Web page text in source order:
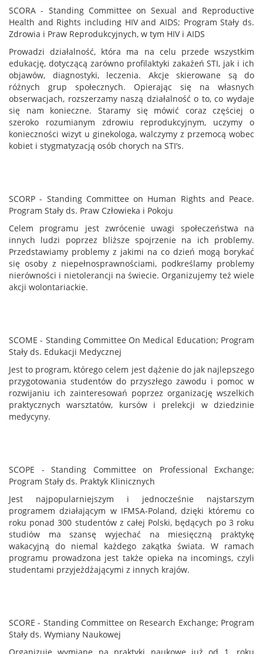
SCORA - Standing Committee on Sexual and Reproductive
Health and Rights including HIV and AIDS; Program Stały ds.
Zdrowia i Praw Reprodukcyjnych, w tym HIV i AIDS
Prowadzi działalność, która ma na celu przede wszystkim
edukację, dotyczącą zarówno profilaktyki zakażeń STI, jak i ich
objawów, diagnostyki, leczenia. Akcje skierowane są do
różnych grup społecznych. Opierając się na własnych
obserwacjach, rozszerzamy naszą działalność o to, co wydaje
się nam konieczne. Staramy się mówić coraz częściej o
szeroko rozumianym zdrowiu reprodukcyjnym, uczymy o
konieczności wizyt u ginekologa, walczymy z przemocą wobec
kobiet i stygmatyzacją osób chorych na STI’s.
SCORP - Standing Committee on Human Rights and Peace.
Program Stały ds. Praw Człowieka i Pokoju
Celem programu jest zwrócenie uwagi społeczeństwa na
innych ludzi poprzez bliższe spojrzenie na ich problemy.
Przedstawiamy problemy z jakimi na co dzień mogą borykać
się osoby z niepełnosprawnościami, podkreślamy problemy
nierówności i nietolerancji na świecie. Organizujemy też wiele
akcji wolontariackie.
SCOME - Standing Committee On Medical Education; Program
Stały ds. Edukacji Medycznej
Jest to program, którego celem jest dążenie do jak najlepszego
przygotowania studentów do przyszłego zawodu i pomoc w
rozwijaniu ich zainteresowań poprzez organizację wszelkich
praktycznych warsztatów, kursów i prelekcji w dziedzinie
medycyny.
SCOPE - Standing Committee on Professional Exchange;
Program Stały ds. Praktyk Klinicznych
Jest najpopularniejszym i jednocześnie najstarszym
programem działającym w IFMSA-Poland, dzięki któremu co
roku ponad 300 studentów z całej Polski, będących po 3 roku
studiów ma szansę wyjechać na miesięczną praktykę
wakacyjną do niemal każdego zakątka świata. W ramach
programu prowadzona jest także opieka na incomings, czyli
studentami przyjeżdżającymi z innych krajów.
SCORE - Standing Committee on Research Exchange; Program
Stały ds. Wymiany Naukowej